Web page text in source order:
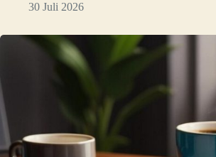
30 Juli 2026